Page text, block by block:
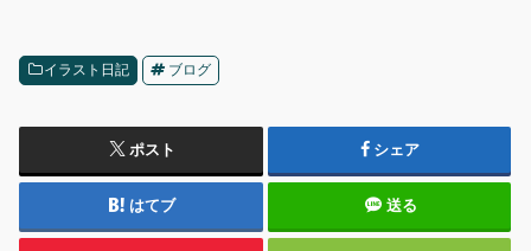
イラスト日記 ブログ
ポスト シェア
はてブ 送る